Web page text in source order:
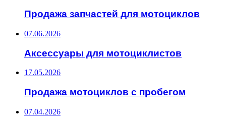
Продажа запчастей для мотоциклов
07.06.2026
Аксессуары для мотоциклистов
17.05.2026
Продажа мотоциклов с пробегом
07.04.2026